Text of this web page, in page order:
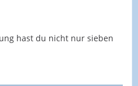
hast du nicht nur sieben